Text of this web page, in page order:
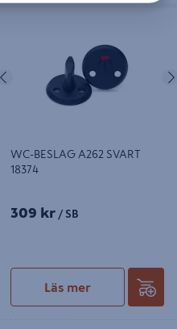
NästaFöregående
WC-BESLAG A262 SVART
18374
309 kr / SB
Läs mer